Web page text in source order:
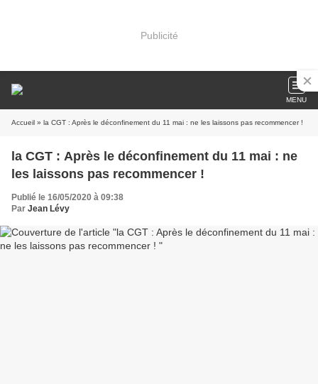
Publicité
MENU
Accueil » la CGT : Après le déconfinement du 11 mai : ne les laissons pas recommencer !
la CGT : Après le déconfinement du 11 mai : ne
les laissons pas recommencer !
Publié le 16/05/2020 à 09:38
Par Jean Lévy